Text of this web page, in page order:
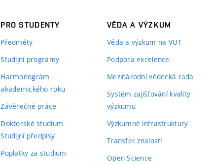
PRO STUDENTY
Předměty
Studijní programy
Harmonogram
akademického roku
Závěrečné práce
Doktorské studium
Studijní předpisy
Poplatky za studium
VĚDA A VÝZKUM
Věda a výzkum na VUT
Podpora excelence
Mezinárodní vědecká rada
Systém zajišťování kvality
výzkumu
Výzkumné infrastruktury
Transfer znalostí
Open Science